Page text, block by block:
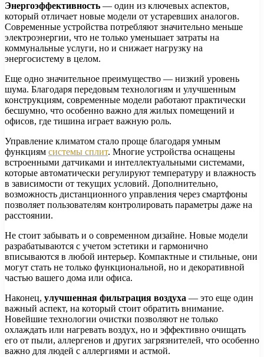
Энергоэффективность — один из ключевых аспектов,
который отличает новые модели от устаревших аналогов.
Современные устройства потребляют значительно меньше
электроэнергии, что не только уменьшает затраты на
коммунальные услуги, но и снижает нагрузку на
энергосистему в целом.
Еще одно значительное преимущество — низкий уровень
шума. Благодаря передовым технологиям и улучшенным
конструкциям, современные модели работают практически
бесшумно, что особенно важно для жилых помещений и
офисов, где тишина играет важную роль.
Управление климатом стало проще благодаря умным
функциям системы сплит. Многие устройства оснащены
встроенными датчиками и интеллектуальными системами,
которые автоматически регулируют температуру и влажность
в зависимости от текущих условий. Дополнительно,
возможность дистанционного управления через смартфоны
позволяет пользователям контролировать параметры даже на
расстоянии.
Не стоит забывать и о современном дизайне. Новые модели
разрабатываются с учетом эстетики и гармонично
вписываются в любой интерьер. Компактные и стильные, они
могут стать не только функциональной, но и декоративной
частью вашего дома или офиса.
Наконец, улучшенная фильтрация воздуха — это еще один
важный аспект, на который стоит обратить внимание.
Новейшие технологии очистки позволяют не только
охлаждать или нагревать воздух, но и эффективно очищать
его от пыли, аллергенов и других загрязнителей, что особенно
важно для людей с аллергиями и астмой.